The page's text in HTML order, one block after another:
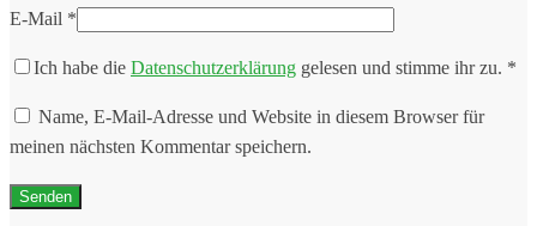
E-Mail *
Ich habe die Datenschutzerklärung gelesen und stimme ihr zu. *
Name, E-Mail-Adresse und Website in diesem Browser für
meinen nächsten Kommentar speichern.